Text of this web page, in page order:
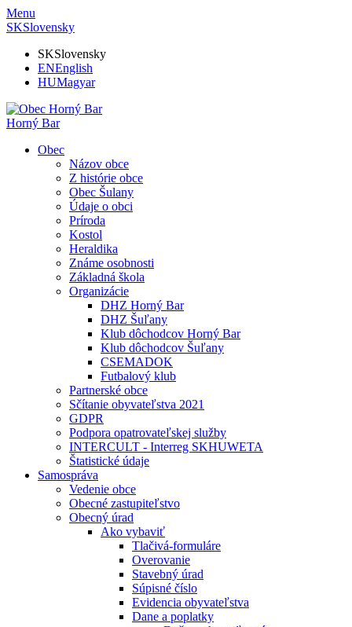
Menu
SKSlovensky
SKSlovensky
ENEnglish
HUMagyar
Horný Bar
Obec
Názov obce
Z histórie obce
Obec Šulany
Údaje o obci
Príroda
Kostol
Heraldika
Známe osobnosti
Základná škola
Organizácie
DHZ Horný Bar
DHZ Šuľany
Klub dôchodcov Horný Bar
Klub dôchodcov Šuľany
CSEMADOK
Futbalový klub
Partnerské obce
Sčítanie obyvateľstva 2021
GDPR
Podpora opatrovateľskej služby
INTERCULT - Interreg SKHUWETA
Štatistické údaje
Samospráva
Vedenie obce
Obecné zastupiteľstvo
Obecný úrad
Ako vybaviť
Tlačivá-formuláre
Overovanie
Stavebný úrad
Súpisné číslo
Evidencia obyvateľstva
Dane a poplatky